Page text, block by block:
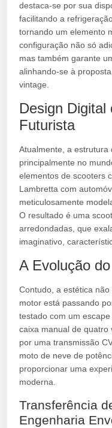
destaca-se por sua
facilitando a
tornando um elemento
configuração não só
mas também garante
alinhando-se à
vintage.
Design Digital
Futurista
Atualmente, a estrutura
principalmente no
elementos de scooters
Lambretta com
meticulosamente
O resultado é uma
arredondadas, que
imaginativo,
A Evolução
Contudo, a estética
motor está passando
testado com um
caixa manual de quatro
por uma transmissão
moto de neve de
proporcionar uma
moderna.
Transferência
Engenharia